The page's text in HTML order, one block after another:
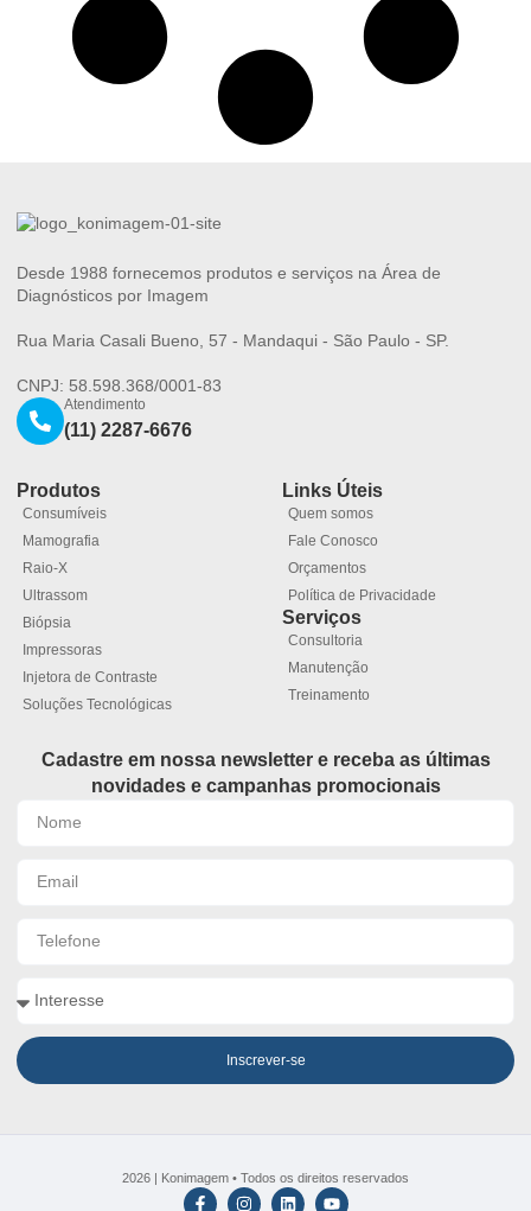
Desde 1988 fornecemos produtos e serviços na Área de
Diagnósticos por Imagem
Rua Maria Casali Bueno, 57 - Mandaqui - São Paulo - SP.
CNPJ: 58.598.368/0001-83
Atendimento
(11) 2287-6676
Produtos
Consumíveis
Mamografia
Raio-X
Ultrassom
Biópsia
Impressoras
Injetora de Contraste
Soluções Tecnológicas
Links Úteis
Quem somos
Fale Conosco
Orçamentos
Política de Privacidade
Serviços
Consultoria
Manutenção
Treinamento
Cadastre em nossa newsletter e receba as últimas
novidades e campanhas promocionais
Inscrever-se
2026 | Konimagem • Todos os direitos reservados